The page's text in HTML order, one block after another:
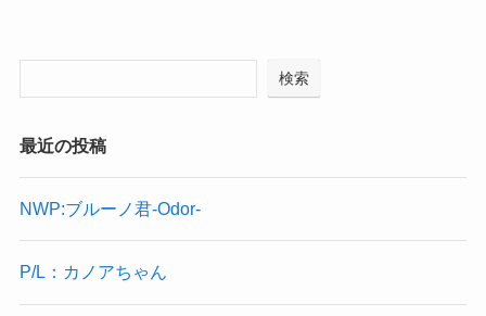
検索
最近の投稿
NWP:ブルーノ君-Odor-
P/L：カノアちゃん